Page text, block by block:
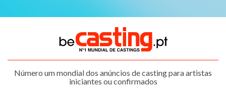
Número um mondial dos anúncios de casting para artistas
iniciantes ou confirmados